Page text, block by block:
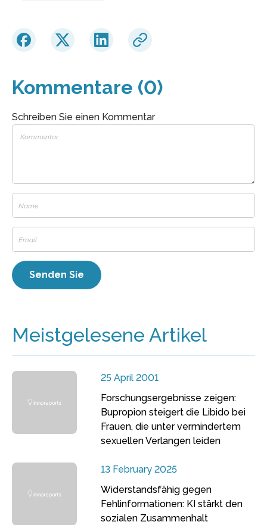
Kommentare (0)
Schreiben Sie einen Kommentar
Meistgelesene Artikel
25 April 2001
Forschungsergebnisse zeigen:
Bupropion steigert die Libido bei
Frauen, die unter vermindertem
sexuellen Verlangen leiden
13 February 2025
Widerstandsfähig gegen
Fehlinformationen: KI stärkt den
sozialen Zusammenhalt